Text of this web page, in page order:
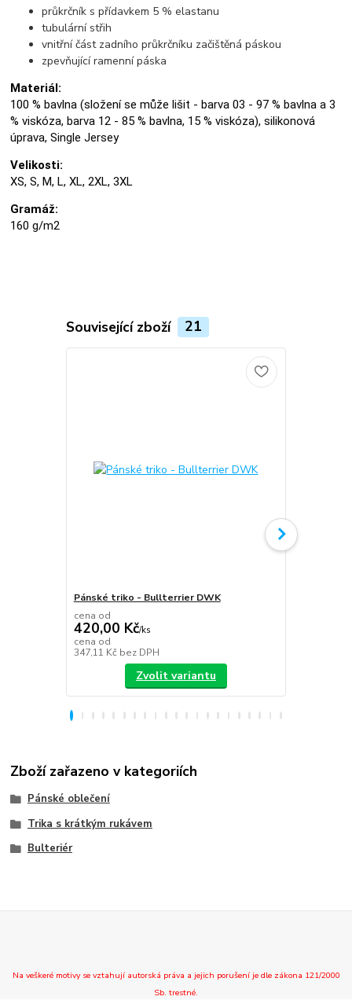
průkrčník s přídavkem 5 % elastanu
tubulární střih
vnitřní část zadního průkrčníku začištěná páskou
zpevňující ramenní páska
Materiál:
100 % bavlna (složení se může lišit - barva 03 - 97 % bavlna a 3
% viskóza, barva 12 - 85 % bavlna, 15 % viskóza), silikonová
úprava, Single Jersey
Velikosti:
XS, S, M, L, XL, 2XL, 3XL
Gramáž:
160 g/m2
Související zboží 21
Pánské triko - Bullterrier DWK
cena od
420,00 Kč/ks
cena od
347,11 Kč bez DPH
Zvolit variantu
Zboží zařazeno v kategoriích
Pánské oblečení
Trika s krátkým rukávem
Bulteriér
Na veškeré motivy se vztahují autorská práva a jejich porušení je dle zákona 121/2000
Sb. trestné.